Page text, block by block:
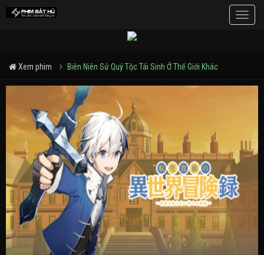
Toggle
Xem phim Biên Niên Sử Quý Tộc Tái Sinh Ở Thế Giới Khác